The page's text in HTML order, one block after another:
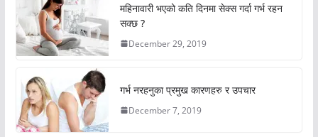
महिनावारी भएको कति दिनमा सेक्स गर्दा गर्भ रहन
सक्छ ?
December 29, 2019
गर्भ नरहनुका प्रमुख कारणहरु र उपचार
December 7, 2019